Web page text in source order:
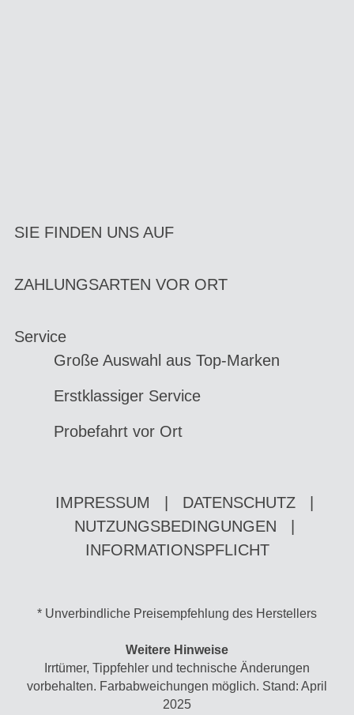
SIE FINDEN UNS AUF
ZAHLUNGSARTEN VOR ORT
Service
Große Auswahl aus Top-Marken
Erstklassiger Service
Probefahrt vor Ort
IMPRESSUM DATENSCHUTZ
NUTZUNGSBEDINGUNGEN
INFORMATIONSPFLICHT
* Unverbindliche Preisempfehlung des Herstellers
Weitere Hinweise
Irrtümer, Tippfehler und technische Änderungen
vorbehalten. Farbabweichungen möglich. Stand: April
2025